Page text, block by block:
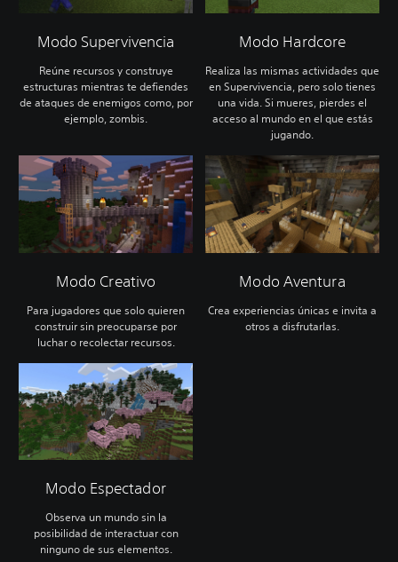
Modo Supervivencia
Reúne recursos y construye
estructuras mientras te defiendes
de ataques de enemigos como, por
ejemplo, zombis.
Modo Hardcore
Realiza las mismas actividades que
en Supervivencia, pero solo tienes
una vida. Si mueres, pierdes el
acceso al mundo en el que estás
jugando.
Modo Creativo
Para jugadores que solo quieren
construir sin preocuparse por
luchar o recolectar recursos.
Modo Aventura
Crea experiencias únicas e invita a
otros a disfrutarlas.
Modo Espectador
Observa un mundo sin la
posibilidad de interactuar con
ninguno de sus elementos.